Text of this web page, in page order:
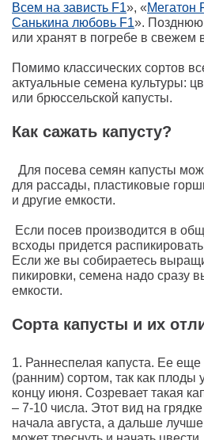
Всем на зависть F1», «Мегатон
Санькина любовь F1». Позднюю
или хранят в погребе в свежем
Помимо классических сортов
актуальные семена культуры:
или брюссельской капусты.
Как сажать капусту?
Для посева семян капусты
для рассады, пластиковые
и другие емкости.
Если посев производится в
всходы придется
Если же вы собираетесь
пикировки, семена надо сразу
емкости.
Сорта капусты и их
1. Раннеспелая капуста. Ее
(ранним) сортом, так как плоды
концу июня. Созревает такая
– 7-10 числа. Этот вид на
начала августа, а дальше лучше